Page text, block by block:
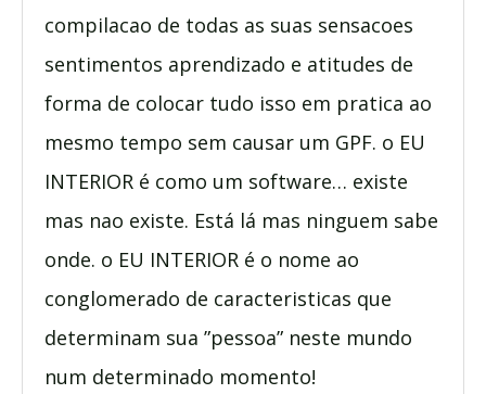
compilacao de todas as suas sensacoes
sentimentos aprendizado e atitudes de
forma de colocar tudo isso em pratica ao
mesmo tempo sem causar um GPF. o EU
INTERIOR é como um software… existe
mas nao existe. Está lá mas ninguem sabe
onde. o EU INTERIOR é o nome ao
conglomerado de caracteristicas que
determinam sua ”pessoa” neste mundo
num determinado momento!